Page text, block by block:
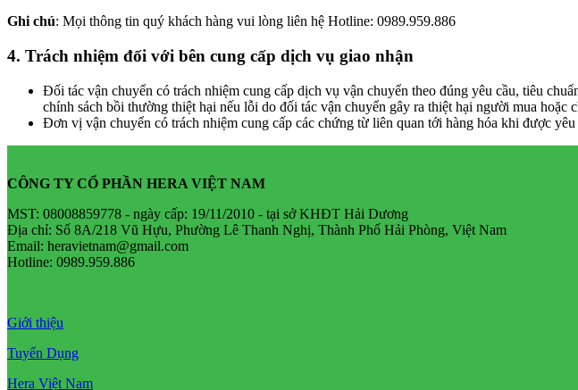
Ghi chú: Mọi thông tin quý khách hàng vui lòng liên hệ Hotline: 0989.959.886
4. Trách nhiệm đối với bên cung cấp dịch vụ giao nhận
Đối tác vận chuyển có trách nhiệm cung cấp dịch vụ vận chuyển theo đúng yêu cầu, tiêu
chính sách bồi thường thiệt hại nếu lỗi do đối tác vận chuyển gây ra thiệt hại người mua hoặc
Đơn vị vận chuyển có trách nhiệm cung cấp các chứng từ liên quan tới hàng hóa khi được
CÔNG TY CỔ PHẦN HERA VIỆT NAM
MST: 08008859778 - ngày cấp: 19/11/2010 - tại sở KHĐT Hải Dương
Địa chỉ: Số 8A/218 Vũ Hựu, Phường Lê Thanh Nghị, Thành Phố Hải Phòng, Việt Nam
Email: heravietnam@gmail.com
Hotline: 0989.959.886
Giới thiệu
Tuyển Dụng
Hera Việt Nam